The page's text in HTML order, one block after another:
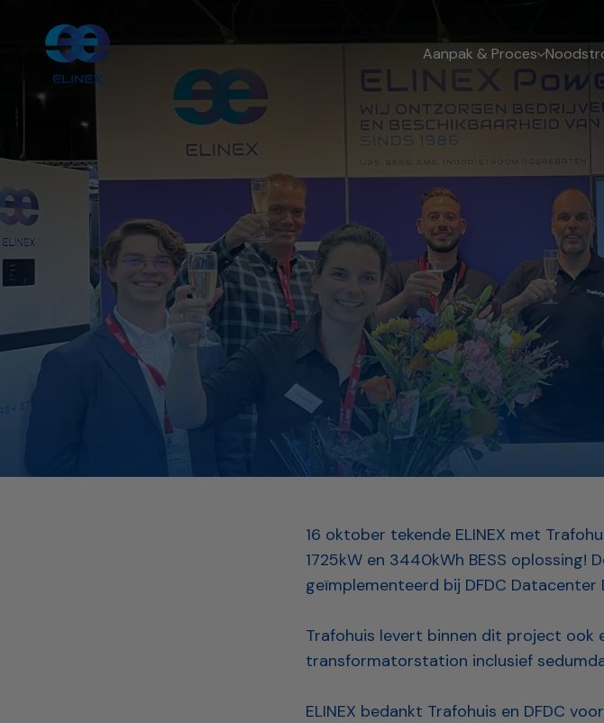
Aanpak & Proces
16 oktober tekende ELINEX met
1725kW en 3440kWh BESS oplossing!
geïmplementeerd bij DFDC Datacenter
Trafohuis levert binnen dit project
transformatorstation inclusief
ELINEX bedankt Trafohuis en DFDC